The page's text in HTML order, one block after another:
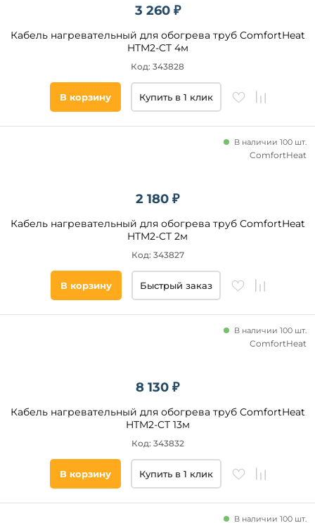
3 260 ₽
Кабель нагревательный для обогрева труб ComfortHeat
HTM2-CT 4м
Код: 343828
В корзину Купить в 1 клик
2 180 ₽
Кабель нагревательный для обогрева труб ComfortHeat
HTM2-CT 2м
В наличии 100 шт.
Код: 343827
ComfortHeat
В корзину Быстрый заказ
8 130 ₽
Кабель нагревательный для обогрева труб ComfortHeat
HTM2-CT 13м
В наличии 100 шт.
Код: 343832
ComfortHeat
В корзину Купить в 1 клик
В наличии 100 шт.